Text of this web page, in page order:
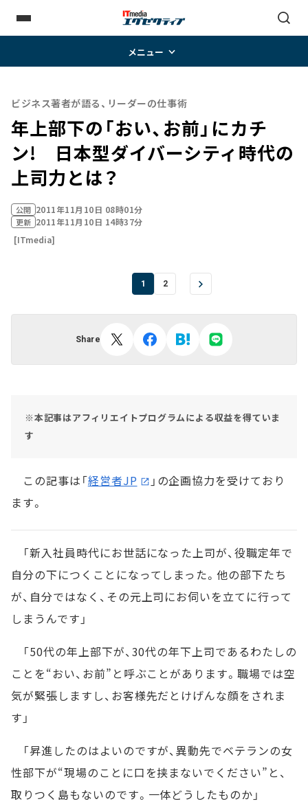
メニュー
ビジネス著者が語る、リーダーの仕事術
年上部下の「おい、お前」にカチ
ン! 日本型ダイバーシティ時代の
上司力とは？
公開 2011年11月10日 08時01分
更新 2011年11月10日 14時37分
[ITmedia]
1 2
Share
※本記事はアフィリエイトプログラムによる収益を得ていま
す
この記事は「経営者JP
」の企画協力を受けており
ます。
「新入社員時代にお世話になった上司が、役職定年で
自分の下につくことになってしまった。他の部下たち
が、自分ではなく、その元上司にお伺いを立てに行って
しまうんです」
「50代の年上部下が、30代の年下上司であるわたしの
ことを“おい、お前”と呼ぶことがあります。職場では空
気が緊張しますし、お客様先だとけげんな顔をされま
す」
「昇進したのはよいのですが、異動先でベテランの女
性部下が“現場のことに口を挟まないでください”と、
取りつく島もないのです。一体どうしたものか」